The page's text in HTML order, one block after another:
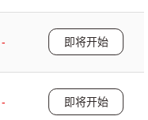
-
即将开始
-
即将开始